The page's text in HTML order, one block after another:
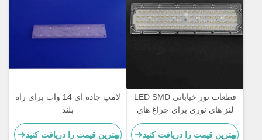
قطعات نور خیابانی LED SMD
لنز های نوری برای چراغ های
جاده ای
بهترین قیمت را دریافت کنید
لامپ جاده ای 14 وات برای راه
بهترین قیمت را دریافت کنید